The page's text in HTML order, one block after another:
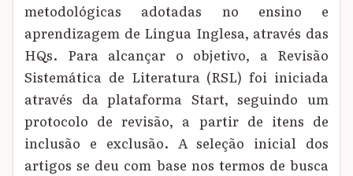
metodológicas adotadas no ensino e
aprendizagem de Língua Inglesa, através das
HQs. Para alcançar o objetivo, a Revisão
Sistemática de Literatura (RSL) foi iniciada
através da plataforma Start, seguindo um
protocolo de revisão, a partir de itens de
inclusão e exclusão. A seleção inicial dos
artigos se deu com base nos termos de busca